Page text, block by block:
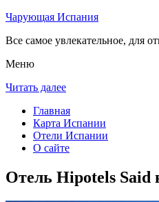
Чарующая Испания
Все самое увлекательное, для
Меню
Читать далее
Главная
Карта Испании
Отели Испании
О сайте
Отель Hipotels Said